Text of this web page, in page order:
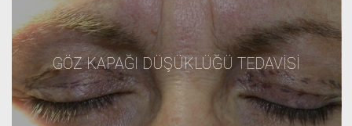
GÖZ KAPAĞI DÜŞÜKLÜĞÜ TEDAVISI